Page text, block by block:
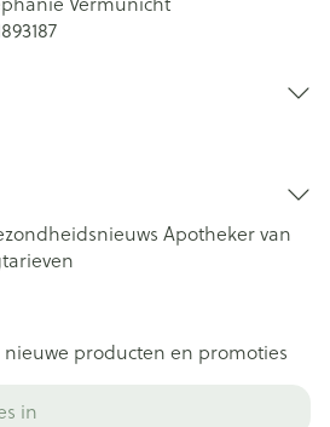
Apotheker van
producten en promoties